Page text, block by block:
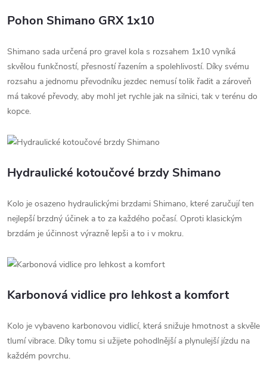
Pohon Shimano GRX 1x10
Shimano sada určená pro gravel kola s rozsahem 1x10 vyníká
skvělou funkčností, přesností řazením a spolehlivostí. Díky svému
rozsahu a jednomu převodníku jezdec nemusí tolik řadit a zároveň
má takové převody, aby mohl jet rychle jak na silnici, tak v terénu do
kopce.
Hydraulické kotoučové brzdy Shimano
Kolo je osazeno hydraulickými brzdami Shimano, které zaručují ten
nejlepší brzdný účinek a to za každého počasí. Oproti klasickým
brzdám je účinnost výrazně lepši a to i v mokru.
Karbonová vidlice pro lehkost a komfort
Kolo je vybaveno karbonovou vidlicí, která snižuje hmotnost a skvěle
tlumí vibrace. Díky tomu si užijete pohodlnější a plynulejší jízdu na
každém povrchu.